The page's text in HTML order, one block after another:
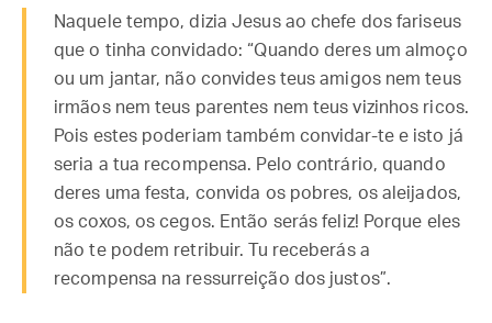
Naquele tempo, dizia Jesus ao chefe dos fariseus
que o tinha convidado: “Quando deres um almoço
ou um jantar, não convides teus amigos nem teus
irmãos nem teus parentes nem teus vizinhos ricos.
Pois estes poderiam também convidar-te e isto já
seria a tua recompensa. Pelo contrário, quando
deres uma festa, convida os pobres, os aleijados,
os coxos, os cegos. Então serás feliz! Porque eles
não te podem retribuir. Tu receberás a
recompensa na ressurreição dos justos”.